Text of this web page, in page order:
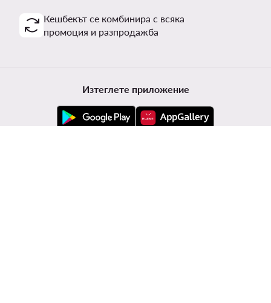
Кешбекът се комбинира с всяка
промоция и разпродажба
Изтеглете приложение